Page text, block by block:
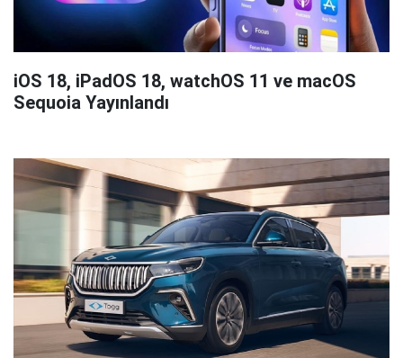
iOS 18, iPadOS 18, watchOS 11 ve macOS
Sequoia Yayınlandı